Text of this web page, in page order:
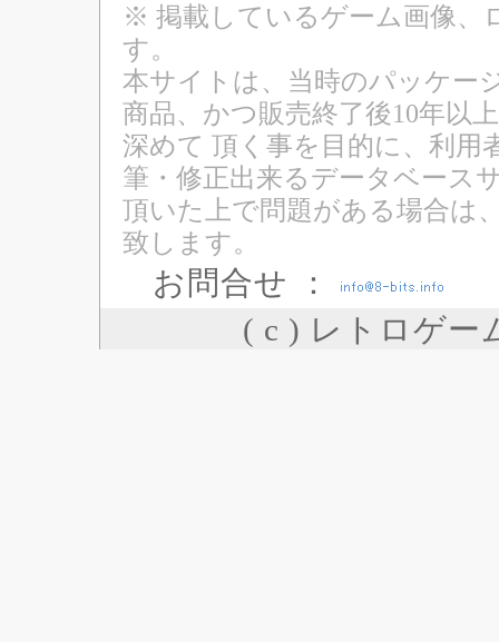
※ 掲載しているゲーム画像、
す。
本サイトは、当時のパッケー
商品、かつ販売終了後10年以
深めて 頂く事を目的に、利用
筆・修正出来るデータベース
頂いた上で問題がある場合は
致します。
お問合せ ：
( c ) レトロゲー